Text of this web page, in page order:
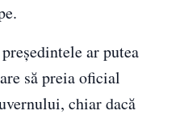
ar putea
să preia oficial
chiar dacă